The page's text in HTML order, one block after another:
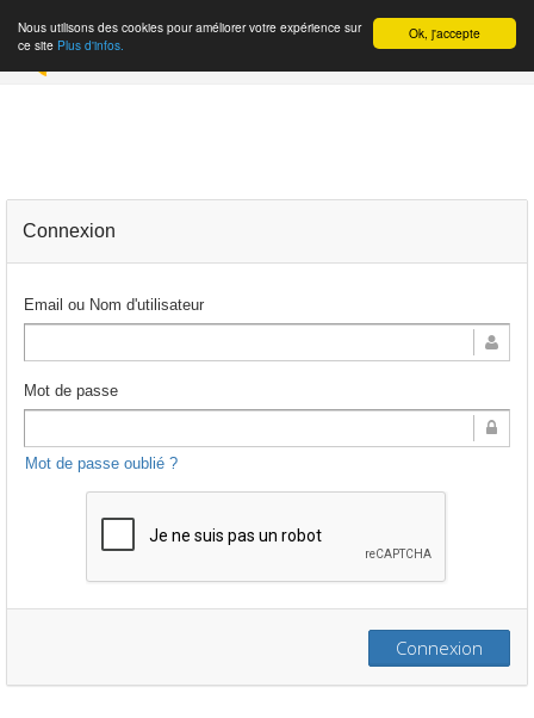
INSCRIPTION
Ok, j'accepte
Nous utilisons des cookies pour améliorer votre expérience sur
ce site Plus d'infos.
Connexion
Email ou Nom d'utilisateur
Mot de passe
Mot de passe oublié ?
Connexion